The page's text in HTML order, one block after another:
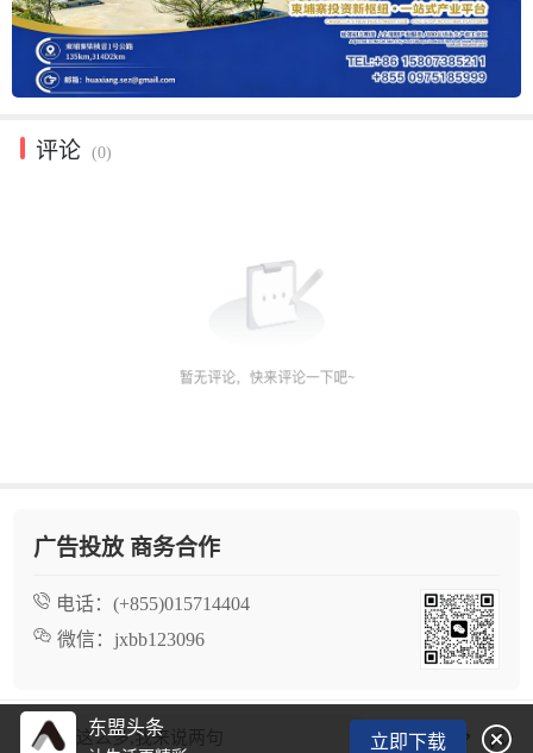
评论 (0)
广告投放 商务合作
电话： (+855)015714404
微信： jxbb123096
看了这么多,我来说两句
东盟头条
立即下载 